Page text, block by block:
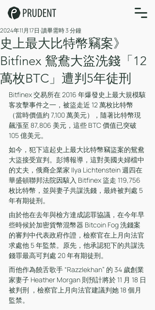
史上最大比特幣竊案》
Bitfinex 鴛鴦大盜洗錢「12
萬枚BTC」遭判5年徒刑
2024年11月17日 讀畢需時 3 分鐘
Bitfinex 交易所在 2016 年爆發史上最大規模駭
客攻擊事件之一，被盜走近 12 萬枚比特幣
（當時價值約 7,100 萬美元），隨著比特幣現
飆漲至 87,806 美元，這些 BTC 價值已突破
105 億美元。
如今，犯下這起史上最大比特幣竊盜案的鴛鴦
大盜接受宣判。彭博報導，這對美國夫婦檔中
的丈夫，俄裔企業家 Ilya Lichtenstein 週四在
華盛頓聯邦法院因駭入 Bitfinex 盜走 119,756
枚比特幣，並與妻子共謀洗錢，最終被判處 5
年有期徒刑。
由於他在去年與檢方達成認罪協議，在今年早
些時候於加密貨幣混幣器 Bitcoin Fog 洗錢案
的審判中代表政府作證，檢察官在上月向法官
求處他 5 年監禁。原先，他承認犯下的共謀洗
錢罪最高可判處 20 年有期徒刑。
而他作為饒舌歌手 “Razzlekhan” 的 34 歲創業
家妻子 Heather Morgan 則預計將於 11 月 18 日
被判刑 ，檢察官上月向法官建議判她 18 個月
監禁。